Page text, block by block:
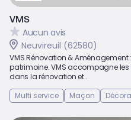
VMS
Aucun avis
Neuvireuil (62580)
VMS Rénovation & Aménagement
patrimoine. VMS accompagne
dans la rénovation et...
Multi service
Maçon